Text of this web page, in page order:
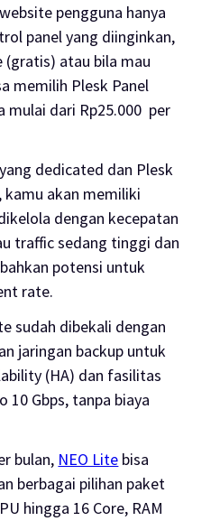
pengguna hanya
panel yang diinginkan,
(gratis) atau bila mau
memilih Plesk Panel
mulai dari Rp25.000 per
dedicated dan Plesk
, kamu akan memiliki
dengan kecepatan
trafficsedang tinggi dan
potensi untuk
rate.
sudah dibekali dengan
jaringan backup untuk
(HA) dan fasilitas
Gbps, tanpa biaya
bulan, NEO Lite bisa
berbagai pilihan paket
hingga 16 Core, RAM